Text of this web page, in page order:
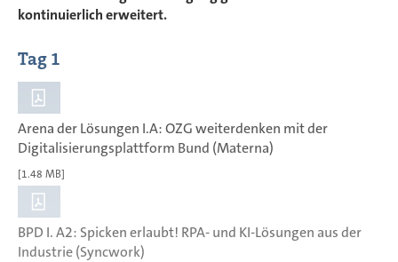
kontinuierlich erweitert.
Tag 1
Arena der Lösungen I.A: OZG weiterdenken mit der
Digitalisierungsplattform Bund (Materna)
[1.48 MB]
BPD I. A2: Spicken erlaubt! RPA- und KI-Lösungen aus der
Industrie (Syncwork)